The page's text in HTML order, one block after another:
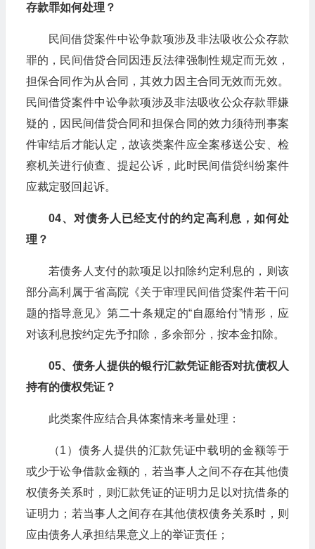
存款罪如何处理？
民间借贷案件中讼争款项涉及非法吸收公众存款
罪的，民间借贷合同因违反法律强制性规定而无效，
担保合同作为从合同，其效力因主合同无效而无效。
民间借贷案件中讼争款项涉及非法吸收公众存款罪嫌
疑的，因民间借贷合同和担保合同的效力须待刑事案
件审结后才能认定，故该类案件应全案移送公安、检
察机关进行侦查、提起公诉，此时民间借贷纠纷案件
应裁定驳回起诉。
04、对债务人已经支付的约定高利息，如何处
理？
若债务人支付的款项足以扣除约定利息的，则该
部分高利属于省高院《关于审理民间借贷案件若干问
题的指导意见》第二十条规定的“自愿给付”情形，应
对该利息按约定先予扣除，多余部分，按本金扣除。
05、债务人提供的银行汇款凭证能否对抗债权人
持有的债权凭证？
此类案件应结合具体案情来考量处理：
（1）债务人提供的汇款凭证中载明的金额等于
或少于讼争借款金额的，若当事人之间不存在其他债
权债务关系时，则汇款凭证的证明力足以对抗借条的
证明力；若当事人之间存在其他债权债务关系时，则
应由债务人承担结果意义上的举证责任；